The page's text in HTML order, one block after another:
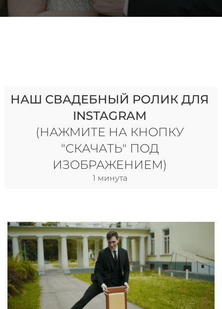
НАШ СВАДЕБНЫЙ РОЛИК ДЛЯ
INSTAGRAM
(НАЖМИТЕ НА КНОПКУ
"СКАЧАТЬ" ПОД
ИЗОБРАЖЕНИЕМ)
1 минута